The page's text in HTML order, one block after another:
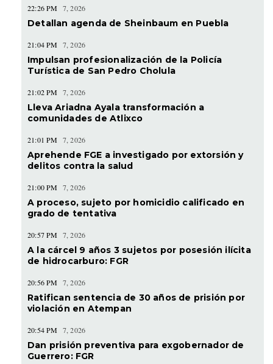
22:26 PM 7, 2026
Detallan agenda de Sheinbaum en Puebla
21:04 PM 7, 2026
Impulsan profesionalización de la Policía
Turística de San Pedro Cholula
21:02 PM 7, 2026
Lleva Ariadna Ayala transformación a
comunidades de Atlixco
21:01 PM 7, 2026
Aprehende FGE a investigado por extorsión y
delitos contra la salud
21:00 PM 7, 2026
A proceso, sujeto por homicidio calificado en
grado de tentativa
20:57 PM 7, 2026
A la cárcel 9 años 3 sujetos por posesión ilícita
de hidrocarburo: FGR
20:56 PM 7, 2026
Ratifican sentencia de 30 años de prisión por
violación en Atempan
20:54 PM 7, 2026
Dan prisión preventiva para exgobernador de
Guerrero: FGR